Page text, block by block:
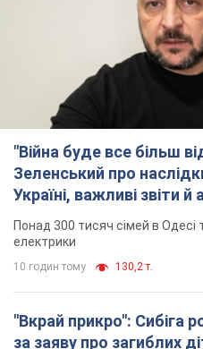
"Війна буде все більш
Зеленський про
Україні, важливі звіти
ворога. Відео
Понад 300 тисяч сімей в Одесі
електрики
10 годин тому 130,2 т.
"Вкрай прикро": Сибіга
за заяву про загиблих